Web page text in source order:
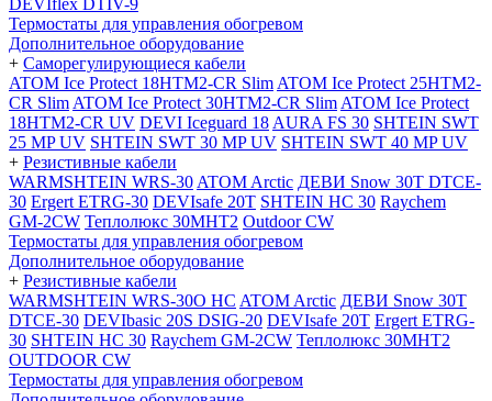
DEVIflex DTIV-9
Термостаты для управления обогревом
Дополнительное оборудование
+ Саморегулирующиеся кабели
ATOM Ice Protect 18HTM2-CR Slim ATOM Ice Protect 25HTM2-
CR Slim ATOM Ice Protect 30HTM2-CR Slim ATOM Ice Protect
18HTM2-CR UV DEVI Iceguard 18 AURA FS 30 SHTEIN SWT
25 MP UV SHTEIN SWT 30 MP UV SHTEIN SWT 40 MP UV
+ Резистивные кабели
WARMSHTEIN WRS-30 ATOM Arctic ДЕВИ Snow 30T DTCE-
30 Ergert ETRG-30 DEVIsafe 20T SHTEIN HC 30 Raychem
GM-2CW Теплолюкс 30МНТ2 Outdoor CW
Термостаты для управления обогревом
Дополнительное оборудование
+ Резистивные кабели
WARMSHTEIN WRS-30O HC ATOM Arctic ДЕВИ Snow 30T
DTCE-30 DEVIbasic 20S DSIG-20 DEVIsafe 20T Ergert ETRG-
30 SHTEIN HC 30 Raychem GM-2CW Теплолюкс 30МНТ2
OUTDOOR CW
Термостаты для управления обогревом